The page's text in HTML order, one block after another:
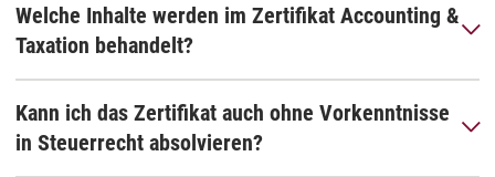
Welche Inhalte werden im Zertifikat Accounting &
Taxation behandelt?
Kann ich das Zertifikat auch ohne Vorkenntnisse
in Steuerrecht absolvieren?